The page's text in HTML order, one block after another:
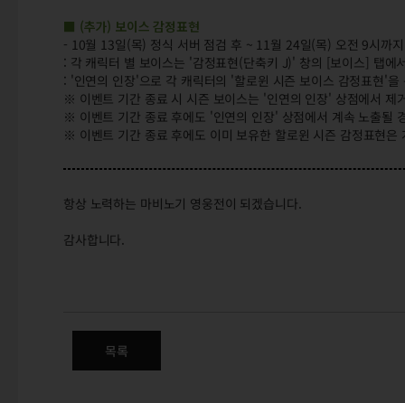
■ (추가) 보이스 감정표현
- 10월 13일(목) 정식 서버 점검 후 ~ 11월 24일(목) 오전 9시까
: 각 캐릭터 별 보이스는 '감정표현(단축키 J)' 창의 [보이스] 탭에
: '인연의 인장'으로 각 캐릭터의 '할로윈 시즌 보이스 감정표현'을
※ 이벤트 기간 종료 시 시즌 보이스는 '인연의 인장' 상점에서 제
※ 이벤트 기간 종료 후에도 '인연의 인장' 상점에서 계속 노출될
※ 이벤트 기간 종료 후에도 이미 보유한 할로윈 시즌 감정표현은
항상 노력하는 마비노기 영웅전이 되겠습니다.
감사합니다.
목록